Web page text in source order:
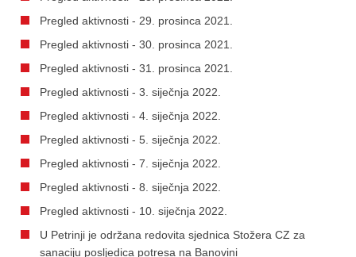
Pregled aktivnosti - 29. prosinca 2021.
Pregled aktivnosti - 30. prosinca 2021.
Pregled aktivnosti - 31. prosinca 2021.
Pregled aktivnosti - 3. siječnja 2022.
Pregled aktivnosti - 4. siječnja 2022.
Pregled aktivnosti - 5. siječnja 2022.
Pregled aktivnosti - 7. siječnja 2022.
Pregled aktivnosti - 8. siječnja 2022.
Pregled aktivnosti - 10. siječnja 2022.
U Petrinji je održana redovita sjednica Stožera CZ za
sanaciju posljedica potresa na Banovini